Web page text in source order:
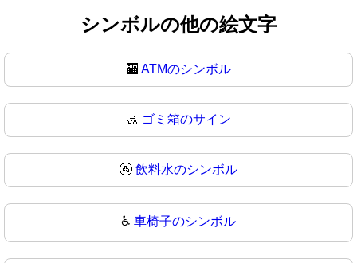
シンボルの他の絵文字
🏧 ATMのシンボル
🚮 ゴミ箱のサイン
🚰 飲料水のシンボル
♿ 車椅子のシンボル